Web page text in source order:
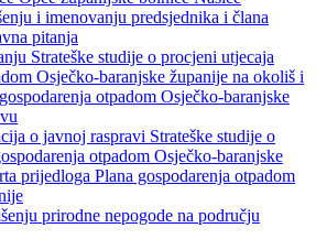
i imenovanju predsjednika i člana
pitanja
Strateške studije o procjeni utjecaja
Osječko-baranjske županije na okoliš i
otpadom Osječko-baranjske
o javnoj raspravi Strateške studije o
otpadom Osječko-baranjske
prijedloga Plana gospodarenja otpadom
prirodne nepogode na području